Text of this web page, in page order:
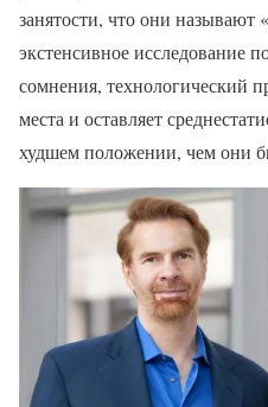
занятости, что они
экстенсивное исследование
сомнения, технологический
места и оставляет
худшем положении, чем они